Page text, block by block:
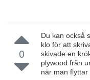
0
Du kan också
klo för att
skivade en
plywood från
när man flyttar